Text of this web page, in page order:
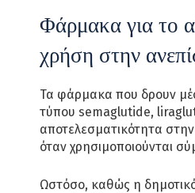
Φάρμακα για το
χρήση στην
Τα φάρμακα που δρουν
τύπου semaglutide,
αποτελεσματικότητα
όταν χρησιμοποιούνται
Ωστόσο, καθώς η